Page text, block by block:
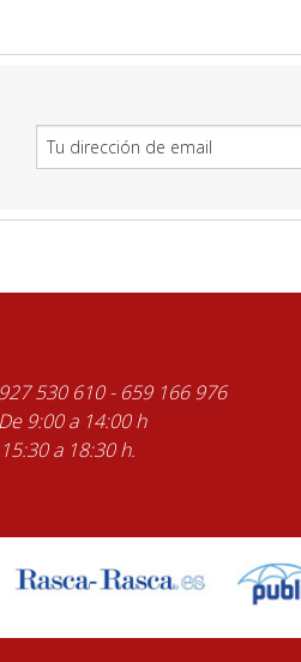
927 530 610 - 659 166 976
De 9:00 a 14:00 h
a 18:30 h.